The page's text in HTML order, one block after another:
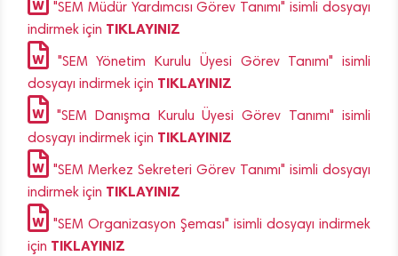
"SEM Müdür Yardımcısı Görev Tanımı" isimli dosyayı
indirmek için TIKLAYINIZ
"SEM Yönetim Kurulu Üyesi Görev Tanımı" isimli
dosyayı indirmek için TIKLAYINIZ
"SEM Danışma Kurulu Üyesi Görev Tanımı" isimli
dosyayı indirmek için TIKLAYINIZ
"SEM Merkez Sekreteri Görev Tanımı" isimli dosyayı
indirmek için TIKLAYINIZ
"SEM Organizasyon Şeması" isimli dosyayı indirmek
için TIKLAYINIZ